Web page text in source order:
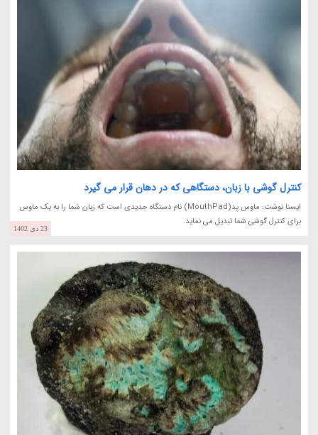
کنترل گوشی با زبان، دستگاهی که در دهان قرار می گیرد
ایسنا نوشت: ماوس پد(MouthPad) نام دستگاه جدیدی است که زبان شما را به یک ماوس
برای کنترل گوشی شما تبدیل می نماید.
23 دی 1402